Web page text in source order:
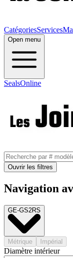
CatégoriesServices
Open menu
SealsOnline
Ouvrir les filtres
Navigation
GE-GS2RS
Métrique Impérial
Diamètre intérieur